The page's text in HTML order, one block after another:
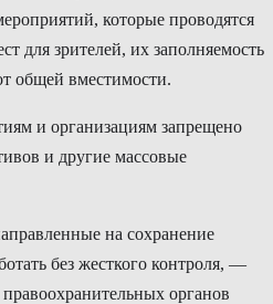
которые проводятся
для зрителей, их заполняемость
общей вместимости.
и организациям запрещено
и другие массовые
на сохранение
без жесткого контроля, —
органов